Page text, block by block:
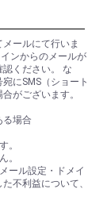
ールにて行いま
ンからのメールが
ください。 な
にSMS（ショート
がございます。
る場合
。
。
ール設定・ドメイ
不利益について、